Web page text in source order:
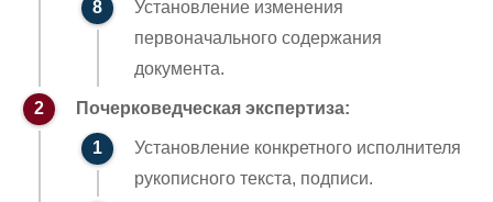
Установление изменения
первоначального содержания
документа.
Почерковедческая экспертиза:
Установление конкретного исполнителя
рукописного текста, подписи.